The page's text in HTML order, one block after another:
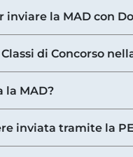
inviare la MAD con
di Concorso
la MAD?
inviata tramite la